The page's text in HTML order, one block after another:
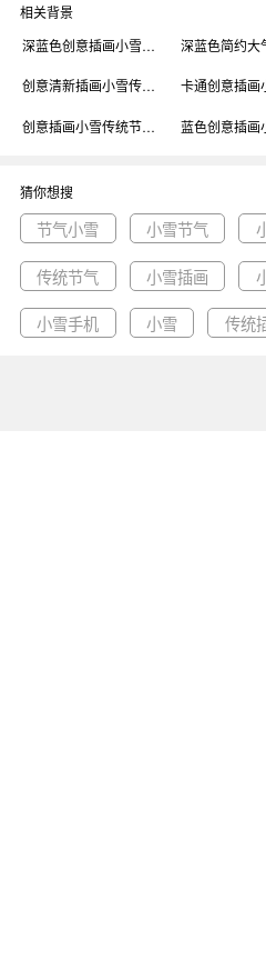
相关背景
深蓝色创意插画小雪传统节气手机海报模板背景
创意清新插画小雪传统节气手机海报模板背景
创意插画小雪传统节气手机海报模板背景
猜你想搜
节气小雪 小雪节气
传统节气 小雪插画
小雪手机 小雪 传统